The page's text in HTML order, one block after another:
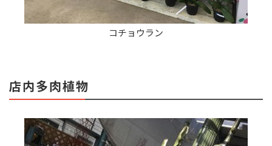
コチョウラン
店内多肉植物